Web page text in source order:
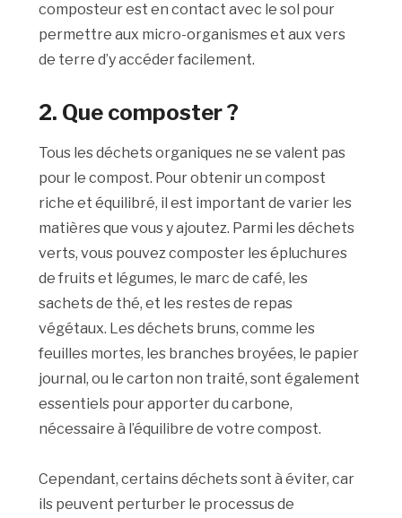
composteur est en contact avec le sol pour
permettre aux micro-organismes et aux vers
de terre d’y accéder facilement.
2. Que composter ?
Tous les déchets organiques ne se valent pas
pour le compost. Pour obtenir un compost
riche et équilibré, il est important de varier les
matières que vous y ajoutez. Parmi les déchets
verts, vous pouvez composter les épluchures
de fruits et légumes, le marc de café, les
sachets de thé, et les restes de repas
végétaux. Les déchets bruns, comme les
feuilles mortes, les branches broyées, le papier
journal, ou le carton non traité, sont également
essentiels pour apporter du carbone,
nécessaire à l’équilibre de votre compost.
Cependant, certains déchets sont à éviter, car
ils peuvent perturber le processus de